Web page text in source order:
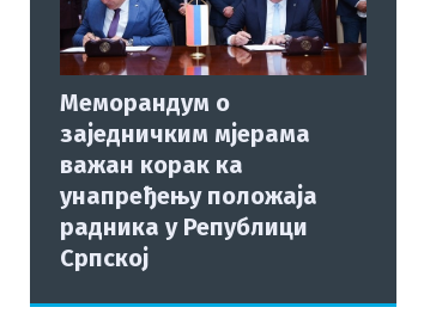
Меморандум о
заједничким мјерама
важан корак ка
унапређењу положаја
радника у Републици
Српској